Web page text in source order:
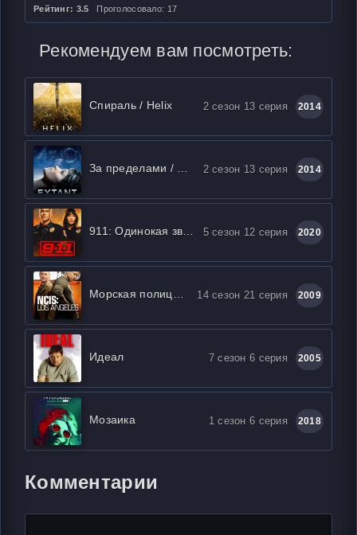
Рейтинг: 3.5 Проголосовало: 17
Рекомендуем вам посмотреть:
Спираль / Helix 2 сезон 13 серия 2014
2 сезон 13 серия 2014
5 сезон 12 серия 2020
14 сезон 21 серия 2009
Идеал 7 сезон 6 серия 2005
Мозаика 1 сезон 6 серия 2018
Комментарии